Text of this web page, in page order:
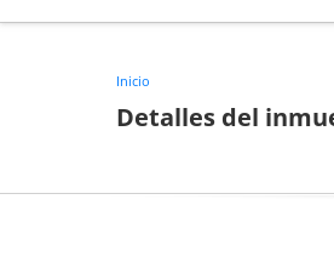
Inicio
Detalles del